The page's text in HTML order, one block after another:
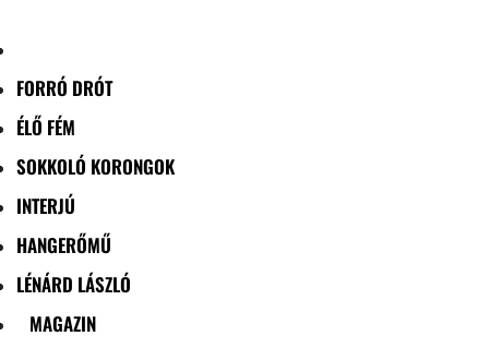
FORRÓ DRÓT
ÉLŐ FÉM
SOKKOLÓ KORONGOK
INTERJÚ
HANGERŐMŰ
LÉNÁRD LÁSZLÓ
MAGAZIN